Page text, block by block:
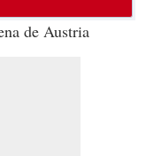
de Austria